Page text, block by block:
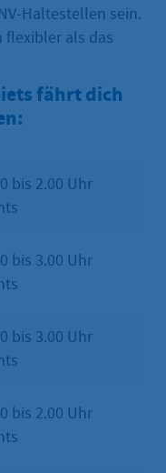
Haltestellen sein.
als das
fährt dich
bis 2.00 Uhr
bis 3.00 Uhr
bis 3.00 Uhr
bis 2.00 Uhr